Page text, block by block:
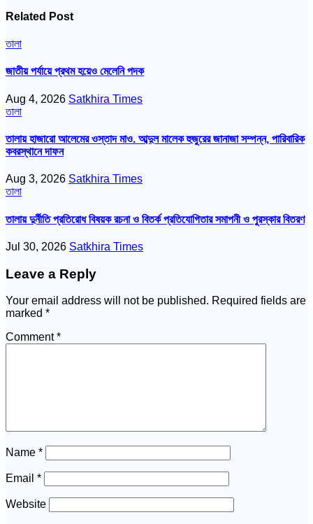
Related Post
তালা
জাতীয় পর্যায়ে প্রথম হয়েও মেলেনি পদক
Aug 4, 2026 Satkhira Times
তালা
তালায় হাজারো আলেমের ওস্তাদ মাও. আব্দুল মালেক হুজুরের জানাজা সম্পন্ন, পারিবারিক
কবরস্থানে দাফন
Aug 3, 2026 Satkhira Times
তালা
তালায় দুর্নীতি প্রতিরোধ বিষয়ক রচনা ও বিতর্ক প্রতিযোগিতার সমাপনী ও পুরস্কার বিতরণ
Jul 30, 2026 Satkhira Times
Leave a Reply
Your email address will not be published. Required fields are
marked *
Comment*
Name *
Email *
Website